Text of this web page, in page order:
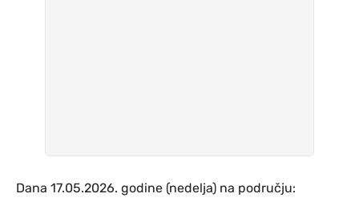
Dana 17.05.2026. godine (nedelja) na području: